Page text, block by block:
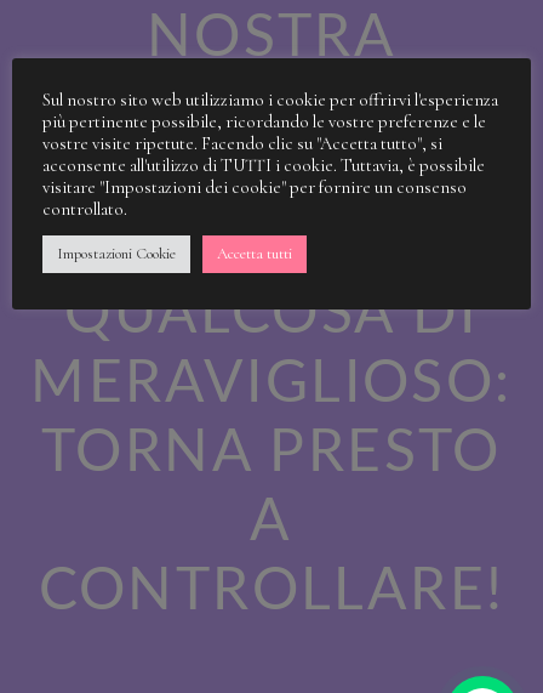
NOSTRA
SPORCIZIA!
STIAMO
LAVORANDO A
QUALCOSA DI
MERAVIGLIOSO:
TORNA PRESTO
A
CONTROLLARE!
Sul nostro sito web utilizziamo i cookie per offrirvi l'esperienza
più pertinente possibile, ricordando le vostre preferenze e le
vostre visite ripetute. Facendo clic su "Accetta tutto", si
acconsente all'utilizzo di TUTTI i cookie. Tuttavia, è possibile
visitare "Impostazioni dei cookie" per fornire un consenso
controllato.
Impostazioni Cookie Accetta tutti